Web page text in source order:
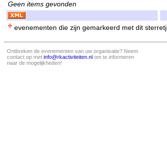
Geen items gevonden
evenementen die zijn gemarkeerd met dit
Ontbreken de evenementen van uw organisatie? Neem
contact op met info@rkactiviteiten.nl om te informeren
naar de mogelijkheden!